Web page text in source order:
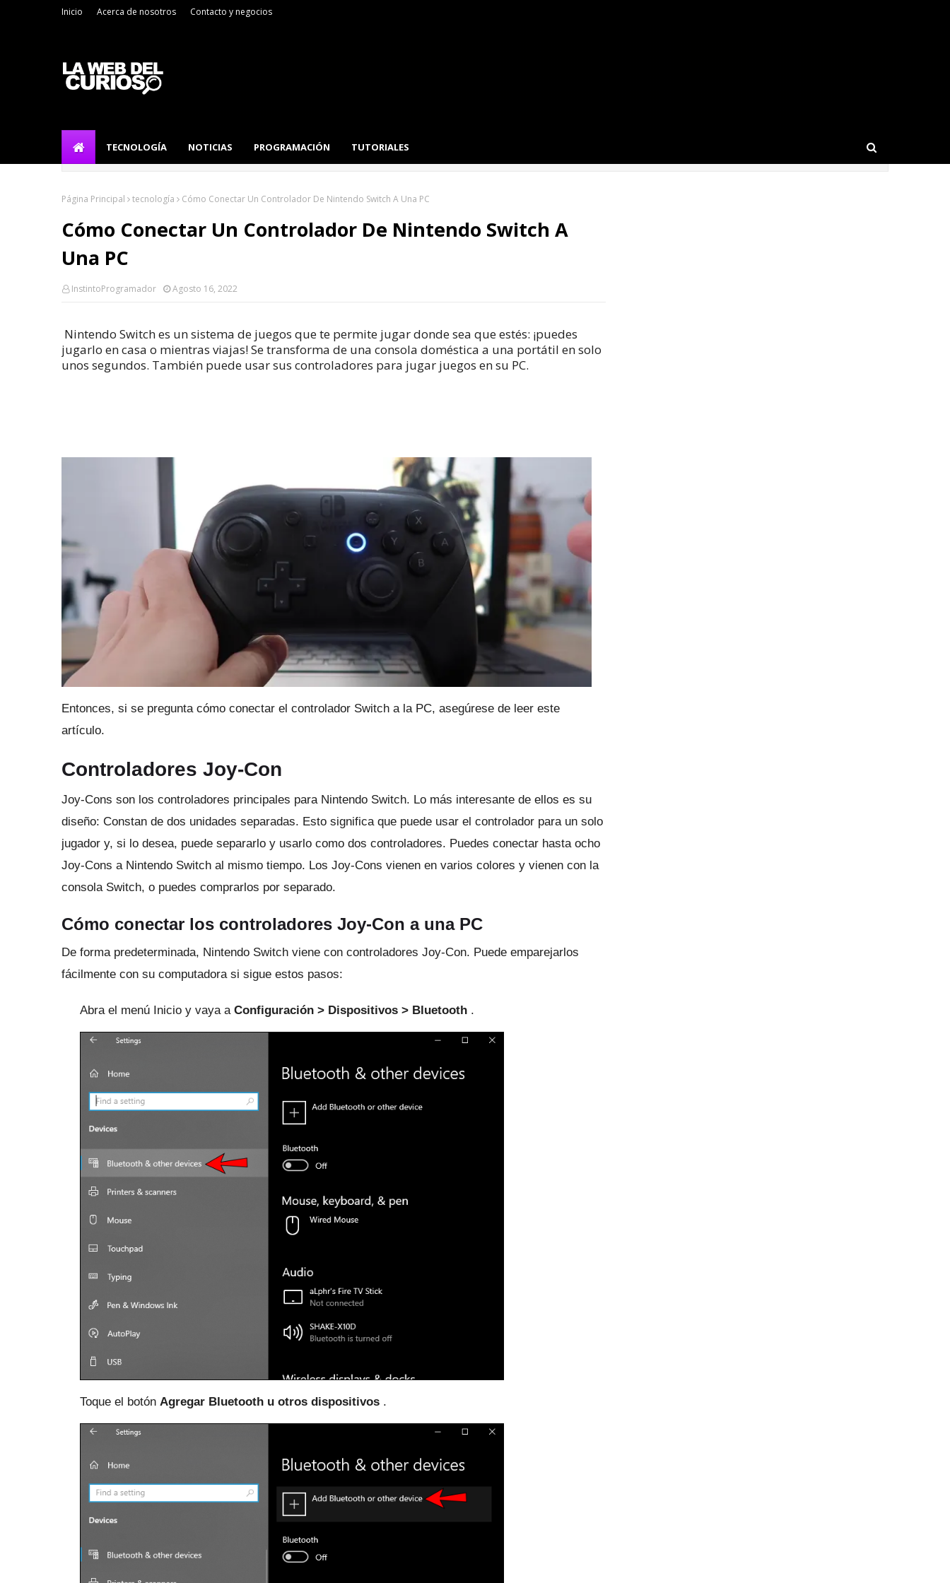
Inicio Acerca de nosotros Contacto y negocios
TECNOLOGÍA NOTICIAS PROGRAMACIÓN TUTORIALES
Página Principal tecnología Cómo Conectar Un Controlador De Nintendo Switch A Una PC
Cómo Conectar Un Controlador De Nintendo Switch A
Una PC
InstintoProgramador Agosto 16, 2022
Nintendo Switch es un sistema de juegos que te permite jugar donde sea que estés: ¡puedes
jugarlo en casa o mientras viajas!Se transforma de una consola doméstica a una portátil en solo
unos segundos. También puede usar sus controladores para jugar juegos en su PC.
Entonces, si se pregunta cómo conectar el controlador Switch a la PC, asegúrese de leer este
artículo.
Controladores Joy-Con
Joy-Cons son los controladores principales para Nintendo Switch. Lo más interesante de ellos es su
diseño: Constan de dos unidades separadas. Esto significa que puede usar el controlador para un solo
jugador y, si lo desea, puede separarlo y usarlo como dos controladores. Puedes conectar hasta ocho
Joy-Cons a Nintendo Switch al mismo tiempo. Los Joy-Cons vienen en varios colores y vienen con la
consola Switch, o puedes comprarlos por separado.
Cómo conectar los controladores Joy-Con a una PC
De forma predeterminada, Nintendo Switch viene con controladores Joy-Con. Puede emparejarlos
fácilmente con su computadora si sigue estos pasos:
Abra el menú Inicio y vaya a Configuración > Dispositivos > Bluetooth .
Toque el botón Agregar Bluetooth u otros dispositivos .